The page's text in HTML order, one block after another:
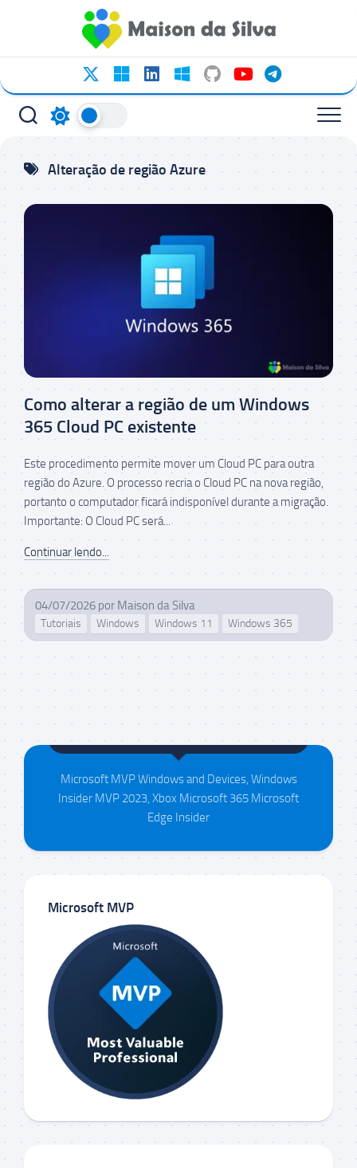
conteúdo
Alteração de região Azure
Como alterar a região de um Windows
365 Cloud PC existente
Este procedimento permite mover um Cloud PC para outra
região do Azure. O processo recria o Cloud PC na nova região,
portanto o computador ficará indisponível durante a migração.
Importante: O Cloud PC será...
Continuar lendo...
04/07/2026 por Maison da Silva
Tutoriais Windows Windows 11 Windows 365
Maison da Silva
Microsoft MVP Windows and Devices, Windows
Insider MVP 2023, Xbox Microsoft 365 Microsoft
Edge Insider
Microsoft MVP